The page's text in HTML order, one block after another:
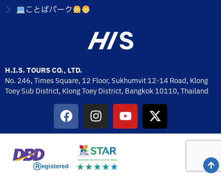
ことばパーク
H.I.S. TOURS CO., LTD.
No. 246, Times Square, 12 Floor, Sukhumvit 12-14 Road, Klong
Toey Sub District, Klong Toey District, Bangkok 10110,Thailand